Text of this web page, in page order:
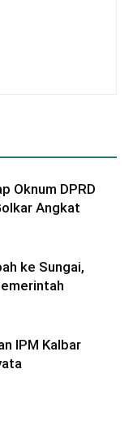
Oknum DPRD
Angkat
ke Sungai,
IPM Kalbar